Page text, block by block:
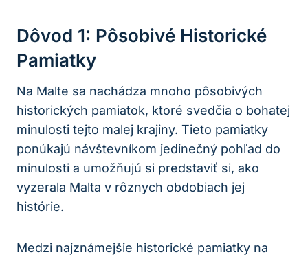
Dôvod 1: Pôsobivé Historické
Pamiatky
Na Malte sa nachádza mnoho pôsobivých
historických pamiatok, ktoré svedčia o bohatej
minulosti tejto malej krajiny. Tieto pamiatky
ponúkajú návštevníkom jedinečný pohľad do
minulosti a umožňujú si predstaviť si, ako
vyzerala Malta v rôznych obdobiach jej
histórie.
Medzi najznámejšie historické pamiatky na